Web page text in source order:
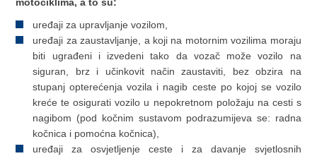
uređaji za upravljanje vozilom,
uređaji za zaustavljanje, a koji na motornim vozilima moraju
biti ugrađeni i izvedeni tako da vozač može vozilo na
siguran, brz i učinkovit način zaustaviti, bez obzira na
stupanj opterećenja vozila i nagib ceste po kojoj se vozilo
kreće te osigurati vozilo u nepokretnom položaju na cesti s
nagibom (pod kočnim sustavom podrazumijeva se: radna
kočnica i pomoćna kočnica),
uređaji za osvjetljenje ceste i za davanje svjetlosnih